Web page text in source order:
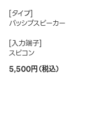
[タイプ]
パッシブスピーカー
[入力端子]
スピコン
5,500円（税込）